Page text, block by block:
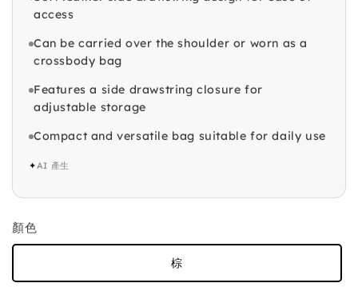
access
Can be carried over the shoulder or worn as a
crossbody bag
Features a side drawstring closure for
adjustable storage
Compact and versatile bag suitable for daily use
✦AI 產生
顏色
棕